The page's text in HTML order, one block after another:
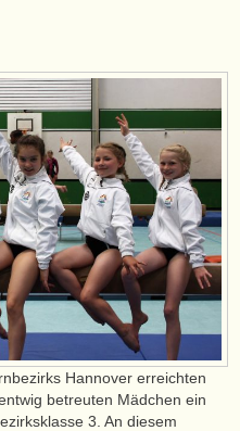
Hannover erreichten
betreuten Mädchen ein
3. An diesem